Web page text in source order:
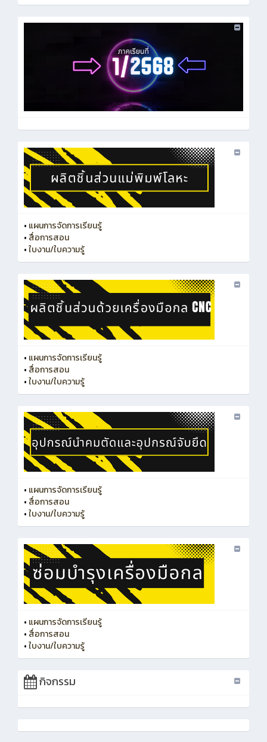
• แผนการจัดการเรียนรู้
• สื่อการสอน
•ใบงาน/ใบความรู้
• แผนการจัดการเรียนรู้
• สื่อการสอน
•ใบงาน/ใบความรู้
• แผนการจัดการเรียนรู้
• สื่อการสอน
•ใบงาน/ใบความรู้
• แผนการจัดการเรียนรู้
• สื่อการสอน
•ใบงาน/ใบความรู้
กิจกรรม